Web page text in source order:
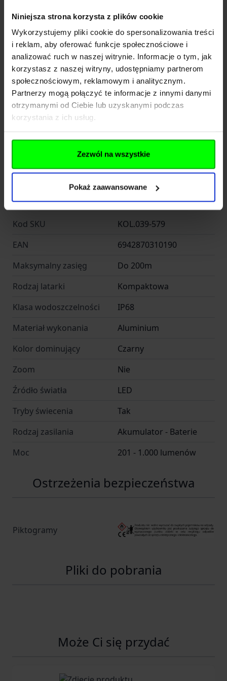
Niniejsza strona korzysta z plików cookie
Wykorzystujemy pliki cookie do spersonalizowania treści
i reklam, aby oferować funkcje społecznościowe i
analizować ruch w naszej witrynie. Informacje o tym, jak
korzystasz z naszej witryny, udostępniamy partnerom
społecznościowym, reklamowym i analitycznym.
Partnerzy mogą połączyć te informacje z innymi danymi
otrzymanymi od Ciebie lub uzyskanymi podczas
korzystania z ich usług.
Zezwól na wszystkie
Pokaż zaawansowane
Waga: 74 g (z akumulatorem)
Materiał: Aluminium anodowane HA-III
Kolor: Czarny
Odporność: IP68 (zanurzenie 2 m), upadek z 2
m
Zawartość zestawu
Latarka Fenix LD12R
Akumulator Fenix 14500
Zapasowy o-ring
Instrukcja obsługi
Dane techniczne
Kod SKU
KOL.039-579
EAN
6942870310190
Maksymalny zasięg
Do 200m
Rodzaj latarki
Kompaktowa
Klasa wodoszczelności
IP68
Materiał wykonania
Aluminium
Kolor dominujący
Czarny
Zoom
Nie
Źródło światła
LED
Tryby świecenia
Tak
Rodzaj zasilania
Akumulator - Baterie
Moc
201 - 1.000 lumenów
Ostrzeżenia bezpieczeństwa
Piktogramy
Pliki do pobrania
Może Ci się przydać